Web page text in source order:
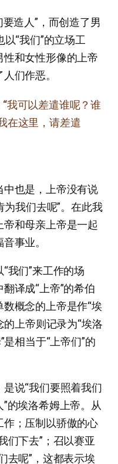
造人”，而创造了男
“我们”的立场工
和女性形像的上帝
们作恶。
我可以差遣谁呢？谁
在这里，请差遣
中也是，上帝没有说
为我们去呢”。在此我
和母亲上帝是一起
事业。
我们”来工作的场
译成“上帝”的希伯
概念的上帝是作“埃
的上帝则记录为“埃洛
是相当于“上帝们”的
说“我们要照着我们
的埃洛希姆上帝。从
；压制以骄傲的心
们下去”；召以赛亚
去呢”，这都表示埃